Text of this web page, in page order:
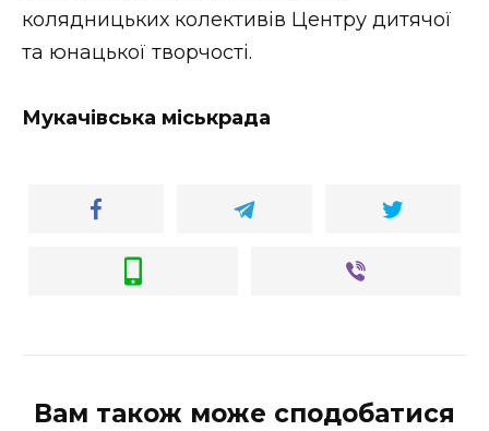
колядницьких колективів Центру дитячої
та юнацької творчості.
Мукачівська міськрада
Вам також може сподобатися